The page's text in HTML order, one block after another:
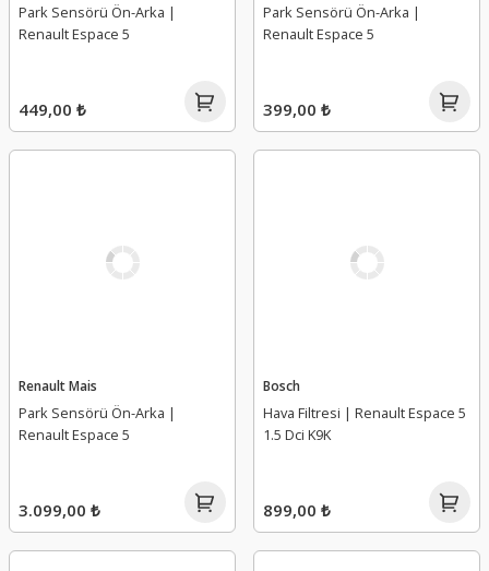
Park Sensörü Ön-Arka |
Renault Espace 5
449,00 ₺
Park Sensörü Ön-Arka |
Renault Espace 5
399,00 ₺
Renault Mais
Park Sensörü Ön-Arka |
Renault Espace 5
3.099,00 ₺
Bosch
Hava Filtresi | Renault Espace 5
1.5 Dci K9K
899,00 ₺